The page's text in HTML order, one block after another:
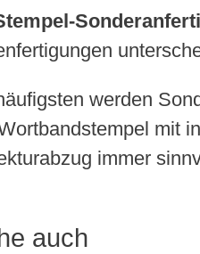
werden
mit
immer
auch